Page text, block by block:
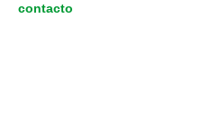
contacto